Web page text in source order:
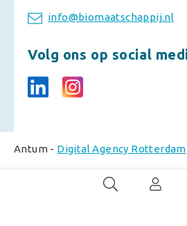
info@biomaatschappij.nl
Volg ons op social
Antum - Digital Agency Rotterdam